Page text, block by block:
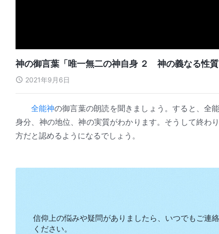
神の御言葉「唯一無二の神自身 ２ 神の義なる性質
2021年9月6日
全能神の御言葉の朗読を聞きましょう。すると、全
身分、神の地位、神の実質がわかります。そうして終わ
方だと認めるようになるでしょう。
信仰上の悩みや疑問がありましたら、いつでもご連絡
ください。